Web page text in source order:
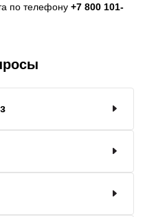
по телефону +7 800 101-